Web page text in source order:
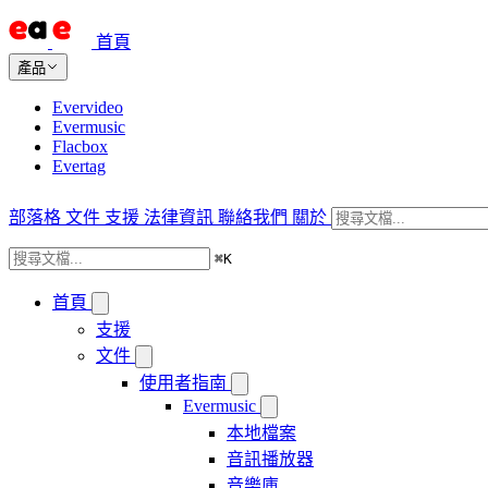
首頁
產品
Evervideo
Evermusic
Flacbox
Evertag
部落格 文件 支援 法律資訊 聯絡我們 關於
⌘K
首頁
支援
文件
使用者指南
Evermusic
本地檔案
音訊播放器